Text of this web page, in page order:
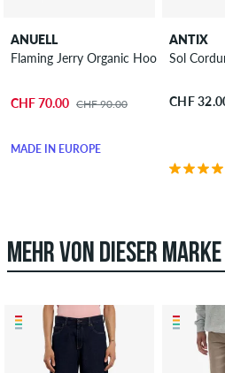
ANUELL
Flaming Jerry Organic Hoodie
CHF 70.00 CHF 90.00
MADE IN EUROPE
ANTIX
Sol
CHF
MEHR VON DIESER MARKE